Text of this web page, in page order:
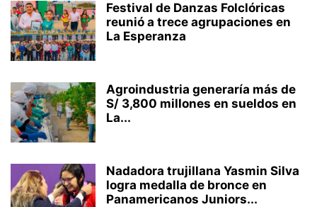
Festival de Danzas Folclóricas
reunió a trece agrupaciones en
La Esperanza
Agroindustria generaría más de
S/ 3,800 millones en sueldos en
La...
Nadadora trujillana Yasmin Silva
logra medalla de bronce en
Panamericanos Juniors...